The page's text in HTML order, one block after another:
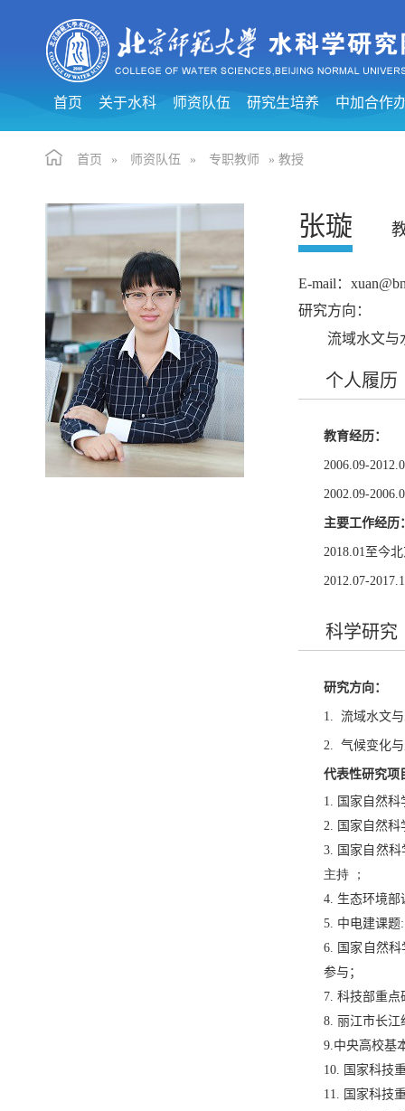
首页 关于水科 师资队伍 研究生培养 中加合作
首页 » 师资队伍 » 专职教师 » 教授
张璇
E-mail：
研究方向：
流域水文与
个人履历
教育经历：
2006.09-
2002.09-
主要工作经历
2018.01至今
2012.07-
科学研究
研究方向：
1. 流域水文
2. 气候变化
代表性研究项
1. 国家自然科
2. 国家自然科
3. 国家自然
主持 ；
4. 生态环境部
5. 中电建课题
6. 国家自然
参与；
7. 科技部重点
8. 丽江市长江
9.中央高校基
10. 国家科技
11. 国家科技